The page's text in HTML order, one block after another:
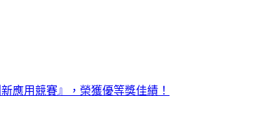
應用競賽』，榮獲優等獎佳績！